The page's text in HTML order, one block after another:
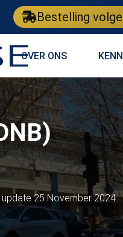
Bestelling
OVER ONS
25 November 2024